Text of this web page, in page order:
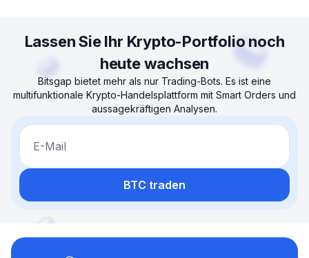
Lassen Sie Ihr Krypto-Portfolio noch
heute wachsen
Bitsgap bietet mehr als nur Trading-Bots. Es ist eine
multifunktionale Krypto-Handelsplattform mit Smart Orders und
aussagekräftigen Analysen.
E-Mail
BTC traden